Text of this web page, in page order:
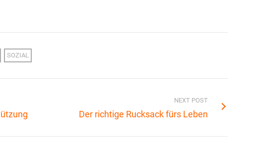
SOZIAL
NEXT POST
Der richtige Rucksack fürs Leben